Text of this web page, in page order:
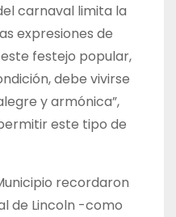
carnaval limita la
expresiones de
festejo popular,
debe vivirse
y armónica”,
este tipo de
recordaron
de Lincoln -como